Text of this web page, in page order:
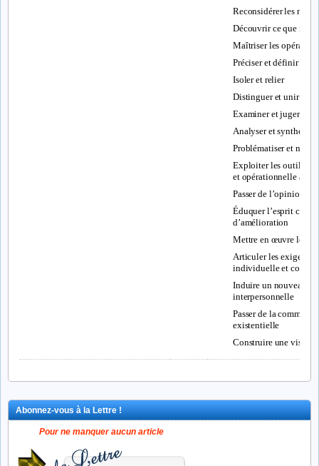
Reconsidérer les
Découvrir ce que
Maîtriser les
Préciser et définir
Isoler et relier
Distinguer et unir
Examiner et juger
Analyser et synthétiser
Problématiser et non
Exploiter les outils de
et opérationnelle
Passer de l’opinion à
Éduquer l’esprit
d’amélioration
Mettre en œuvre le
Articuler les
individuelle et
Induire un nouveau
interpersonnelle
Passer de la
existentielle
Construire une vision
Abonnez-vous à la Lettre !
Pour ne manquer aucun article